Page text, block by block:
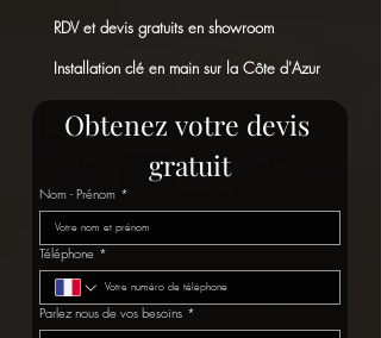
RDV et devis gratuits en showroom
Installation clé en main sur la Côte d'Azur
Obtenez votre devis
gratuit
Nom - Prénom *
Téléphone *
Parlez nous de vos besoins *